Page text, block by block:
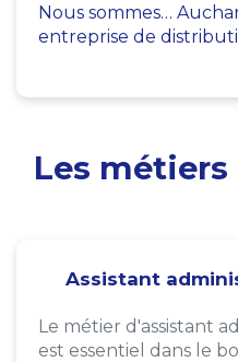
Nous sommes…
entreprise de
Les métiers
Assistant
Le métier d'assistant
est essentiel dans le